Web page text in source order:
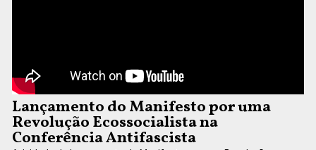
Lançamento do Manifesto por uma
Revolução Ecossocialista na
Conferência Antifascista